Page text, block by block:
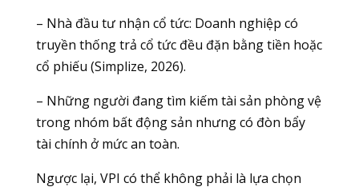
– Nhà đầu tư nhận cổ tức: Doanh nghiệp có
truyền thống trả cổ tức đều đặn bằng tiền hoặc
cổ phiếu (Simplize, 2026).
– Những người đang tìm kiếm tài sản phòng vệ
trong nhóm bất động sản nhưng có đòn bẩy
tài chính ở mức an toàn.
Ngược lại, VPI có thể không phải là lựa chọn